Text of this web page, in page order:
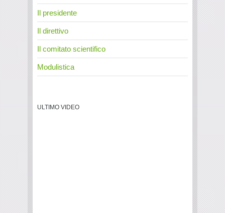
Il presidente
Il direttivo
Il comitato scientifico
Modulistica
ULTIMO VIDEO